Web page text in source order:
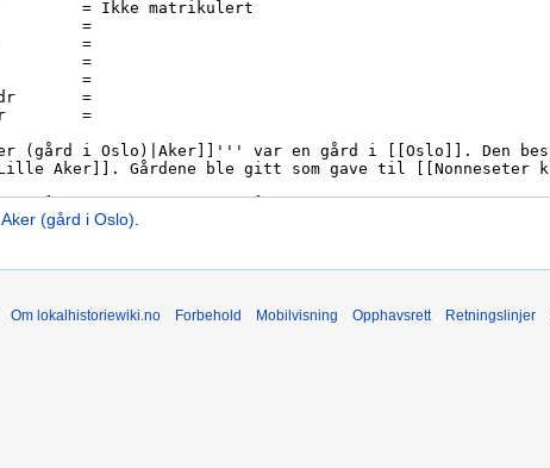
Aker (gård i Oslo).
Om lokalhistoriewiki.no Forbehold Mobilvisning Opphavsrett Retningslinjer